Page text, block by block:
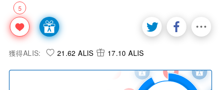
5
獲得ALIS: 21.62 ALIS 17.10 ALIS